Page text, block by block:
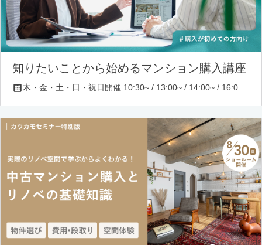
知りたいことから始めるマンション購入講座
木・金・土・日・祝日開催 10:30~ / 13:00~ / 14:00~ / 16:00~ / 17:00~/ 18:30~/ 19:30~